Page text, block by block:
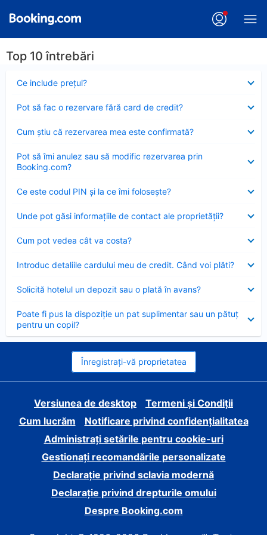
Top 10 întrebări
Ce include preţul?
închis
Pot să fac o rezervare fără card de credit?
închis
Cum ştiu că rezervarea mea este confirmată?
închis
Pot să îmi anulez sau să modific rezervarea prin
Booking.com?
închis
Ce este codul PIN şi la ce îmi foloseşte?
închis
Unde pot găsi informațiile de contact ale proprietății?
închis
Cum pot vedea cât va costa?
închis
Introduc detaliile cardului meu de credit. Când voi plăti?
închis
Solicită hotelul un depozit sau o plată în avans?
închis
Poate fi pus la dispoziție un pat suplimentar sau un pătuț
pentru un copil?
închis
Înregistrați-vă proprietatea
Versiunea de desktop
Termeni și Condiții
Cum lucrăm
Notificare privind confidențialitatea
Administrați setările pentru cookie-uri
Gestionați recomandările personalizate
Declarație privind sclavia modernă
Declarație privind drepturile omului
Despre Booking.com